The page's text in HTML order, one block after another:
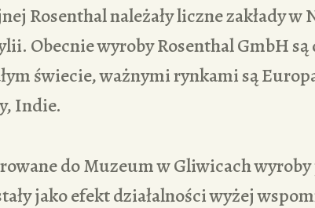
Rosenthal należały liczne zakłady
Obecnie wyroby Rosenthal GmbH
świecie, ważnymi rynkami są
Indie.
do Muzeum w Gliwicach
jako efekt działalności wyżej